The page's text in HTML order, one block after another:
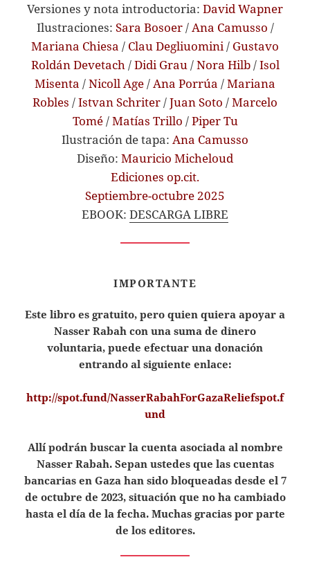
Versiones y nota introductoria: David Wapner
Ilustraciones: Sara Bosoer/Ana Camusso /
Mariana Chiesa / Clau Degliuomini/ Gustavo
Roldán Devetach/Didi Grau/Nora Hilb/Isol
Misenta /Nicoll Age/Ana Porrúa /Mariana
Robles /Istvan Schriter/Juan Soto /Marcelo
Tomé/Matías Trillo /Piper Tu
Ilustración de tapa: Ana Camusso
Diseño: Mauricio Micheloud
Ediciones op.cit.
Septiembre-octubre 2025
EBOOK: DESCARGA LIBRE
IMPORTANTE
Este libro es gratuito, pero quien quiera apoyar a
Nasser Rabah con una suma de dinero
voluntaria, puede efectuar una donación
entrando al siguiente enlace:
http://spot.fund/NasserRabahForGazaReliefspot.f
und
Allí podrán buscar la cuenta asociada al nombre
Nasser Rabah. Sepan ustedes que las cuentas
bancarias en Gaza han sido bloqueadas desde el 7
de octubre de 2023, situación que no ha cambiado
hasta el día de la fecha. Muchas gracias por parte
de los editores.